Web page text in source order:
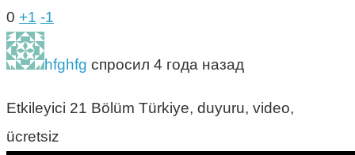
0 +1 -1
hfghfg спросил 4 года назад
Etkileyici 21 Bölüm Türkiye, duyuru, video,
ücretsiz